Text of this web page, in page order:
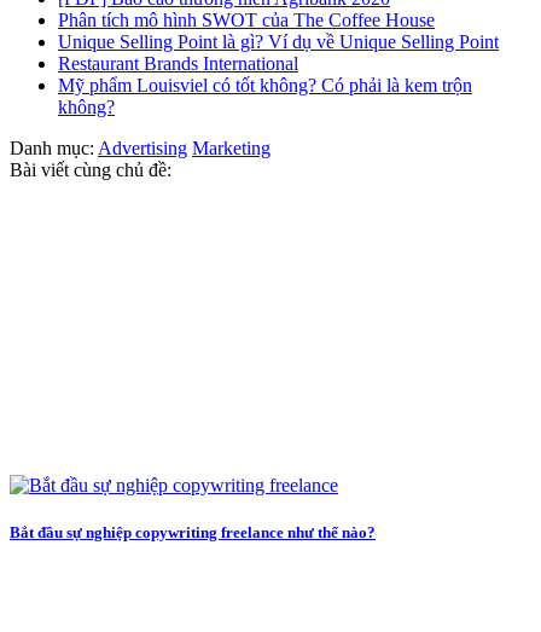
Phân tích mô hình SWOT của The Coffee House
Unique Selling Point là gì? Ví dụ về Unique Selling Point
Restaurant Brands International
Mỹ phẩm Louisviel có tốt không? Có phải là kem trộn
không?
Danh mục: Advertising Marketing
Bài viết cùng chủ đề:
Bắt đầu sự nghiệp copywriting freelance như thế nào?